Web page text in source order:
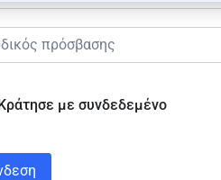
Κράτησε με συνδεδεμένο